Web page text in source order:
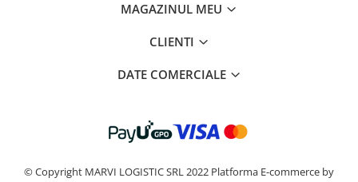
MAGAZINUL MEU
CLIENTI
DATE COMERCIALE
© Copyright MARVI LOGISTIC SRL 2022 Platforma E-commerce by